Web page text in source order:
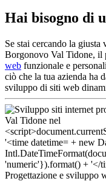
Hai bisogno di
Se stai cercando la
Borgonovo Val Tidone, il
web funzionale e
ciò che la tua azienda ha
sviluppo di siti web
Progettazione e sviluppo